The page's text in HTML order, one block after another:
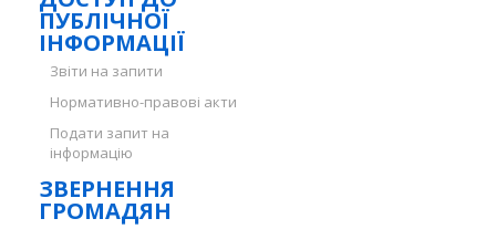
ПУБЛІЧНОЇ
ІНФОРМАЦІЇ
Звіти на запити
Нормативно-правові акти
Подати запит на
інформацію
ЗВЕРНЕННЯ
ГРОМАДЯН